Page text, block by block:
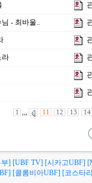
- 최바울..
라
1 ,,, 11 12 13 14
] [UBF TV] [시카고UBF]
[콜롬비아UBF] [코스타